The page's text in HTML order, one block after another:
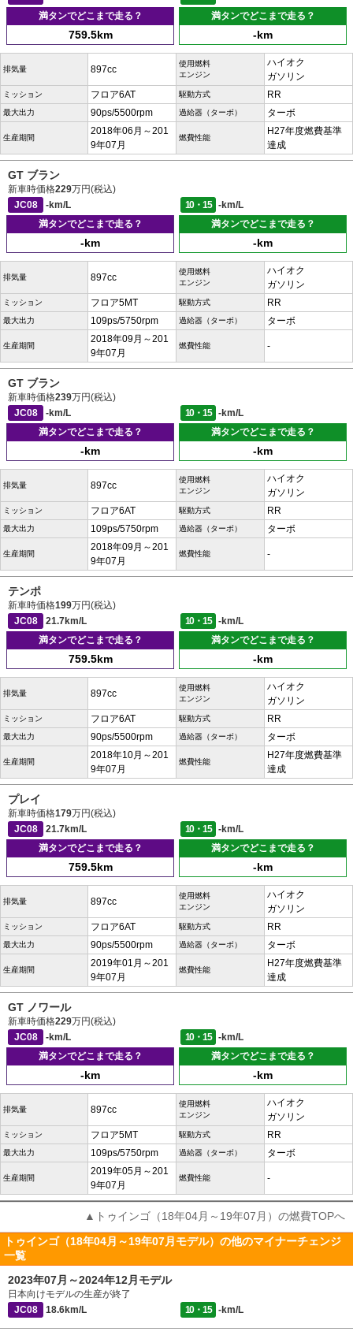
満タンでどこまで走る？
759.5km
満タンでどこまで走る？
-km
排気量 897cc
使用燃料
エンジン
ハイオク
ガソリン
ミッション フロア6AT 駆動方式 RR
最大出力 90ps/5500rpm 過給器（ターボ） ターボ
生産期間
2018年06月～201
9年07月
燃費性能
H27年度燃費基準
達成
GT ブラン
新車時価格229万円(税込)
JC08
-km/L 10・15
-km/L
満タンでどこまで走る？
-km
満タンでどこまで走る？
-km
排気量 897cc
使用燃料
エンジン
ハイオク
ガソリン
ミッション フロア5MT 駆動方式 RR
最大出力 109ps/5750rpm 過給器（ターボ） ターボ
生産期間
2018年09月～201
9年07月
燃費性能 -
GT ブラン
新車時価格239万円(税込)
JC08
-km/L 10・15
-km/L
満タンでどこまで走る？
-km
満タンでどこまで走る？
-km
排気量 897cc
使用燃料
エンジン
ハイオク
ガソリン
ミッション フロア6AT 駆動方式 RR
最大出力 109ps/5750rpm 過給器（ターボ） ターボ
生産期間
2018年09月～201
9年07月
燃費性能 -
テンポ
新車時価格199万円(税込)
JC08
21.7km/L 10・15
-km/L
満タンでどこまで走る？
759.5km
満タンでどこまで走る？
-km
排気量 897cc
使用燃料
エンジン
ハイオク
ガソリン
ミッション フロア6AT 駆動方式 RR
最大出力 90ps/5500rpm 過給器（ターボ） ターボ
生産期間
2018年10月～201
9年07月
燃費性能
H27年度燃費基準
達成
プレイ
新車時価格179万円(税込)
JC08
21.7km/L 10・15
-km/L
満タンでどこまで走る？
759.5km
満タンでどこまで走る？
-km
排気量 897cc
使用燃料
エンジン
ハイオク
ガソリン
ミッション フロア6AT 駆動方式 RR
最大出力 90ps/5500rpm 過給器（ターボ） ターボ
生産期間
2019年01月～201
9年07月
燃費性能
H27年度燃費基準
達成
GT ノワール
新車時価格229万円(税込)
JC08
-km/L 10・15
-km/L
満タンでどこまで走る？
-km
満タンでどこまで走る？
-km
排気量 897cc
使用燃料
エンジン
ハイオク
ガソリン
ミッション フロア5MT 駆動方式 RR
最大出力 109ps/5750rpm 過給器（ターボ） ターボ
生産期間
2019年05月～201
9年07月
燃費性能 -
▲トゥインゴ（18年04月～19年07月）の燃費TOPへ
トゥインゴ（18年04月～19年07月モデル）の他のマイナーチェンジ
一覧
2023年07月～2024年12月モデル
日本向けモデルの生産が終了
JC08
18.6km/L 10・15 -km/L